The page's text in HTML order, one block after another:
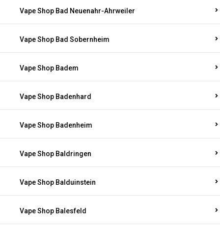
Vape Shop Bad Neuenahr-Ahrweiler
Vape Shop Bad Sobernheim
Vape Shop Badem
Vape Shop Badenhard
Vape Shop Badenheim
Vape Shop Baldringen
Vape Shop Balduinstein
Vape Shop Balesfeld